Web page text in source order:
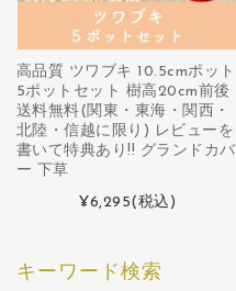
高品質 ツワブキ 10.5cmポット
5ポットセット 樹高20cm前後
送料無料(関東・東海・関西・
北陸・信越に限り) レビューを
書いて特典あり!! グランドカバ
ー 下草
¥6,295(税込)
キーワード検索